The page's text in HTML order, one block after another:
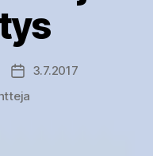
Julkaisupäivämäärä
3.7.2017